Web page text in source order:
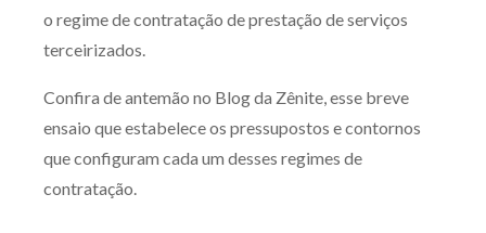
o regime de contratação de prestação de serviços
terceirizados.
Confira de antemão no Blog da Zênite, esse breve
ensaio que estabelece os pressupostos e contornos
que configuram cada um desses regimes de
contratação.